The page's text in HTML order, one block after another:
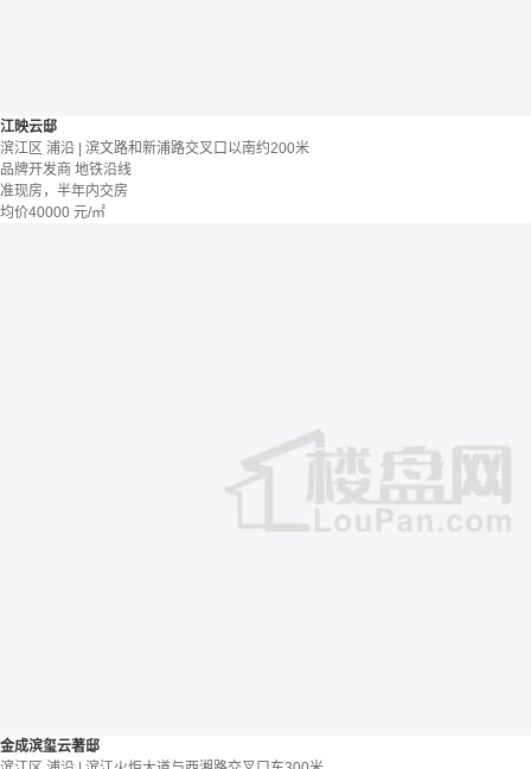
江映云邸
滨江区 浦沿 | 滨文路和新浦路交叉口以南约200米
品牌开发商 地铁沿线
准现房，半年内交房
均价40000 元/㎡
金成滨玺云著邸